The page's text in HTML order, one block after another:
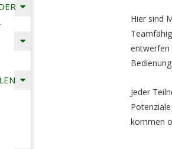
Hier sind
entwerfen
Jeder
kommen